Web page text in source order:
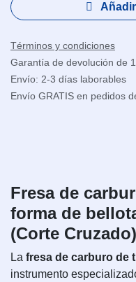
Términos y condiciones
Garantía de devolución de
Envío: 2-3 días laborables
Envío GRATIS en pedidos
Fresa de
forma de
(Corte Cruzado)
La fresa de carburo de
instrumento